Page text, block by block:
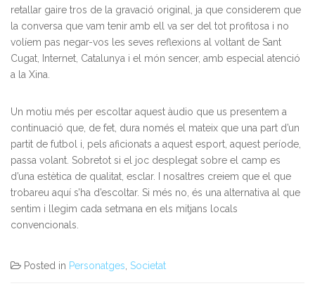
retallar gaire tros de la gravació original, ja que considerem que
la conversa que vam tenir amb ell va ser del tot profitosa i no
volíem pas negar-vos les seves reflexions al voltant de Sant
Cugat, Internet, Catalunya i el món sencer, amb especial atenció
a la Xina.
Un motiu més per escoltar aquest àudio que us presentem a
continuació que, de fet, dura només el mateix que una part d’un
partit de futbol i, pels aficionats a aquest esport, aquest període,
passa volant. Sobretot si el joc desplegat sobre el camp es
d’una estètica de qualitat, esclar. I nosaltres creiem que el que
trobareu aquí s’ha d’escoltar. Si més no, és una alternativa al que
sentim i llegim cada setmana en els mitjans locals
convencionals.
Posted in Personatges Societat